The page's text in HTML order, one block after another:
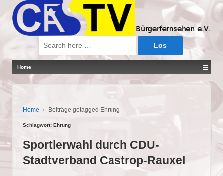
nach:
Home ≡
Home › Beiträge getagged Ehrung
Schlagwort: Ehrung
Sportlerwahl durch CDU-
Stadtverband Castrop-Rauxel